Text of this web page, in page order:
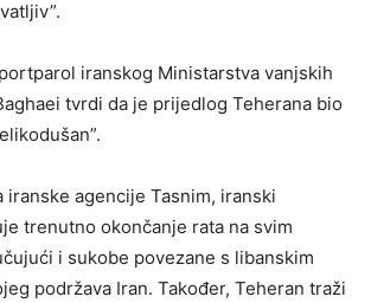
iranskog Ministarstva vanjskih
tvrdi da je prijedlog Teherana bio
iranske agencije Tasnim, iranski
trenutno okončanje rata na svim
i sukobe povezane s libanskim
podržava Iran. Također, Teheran traži